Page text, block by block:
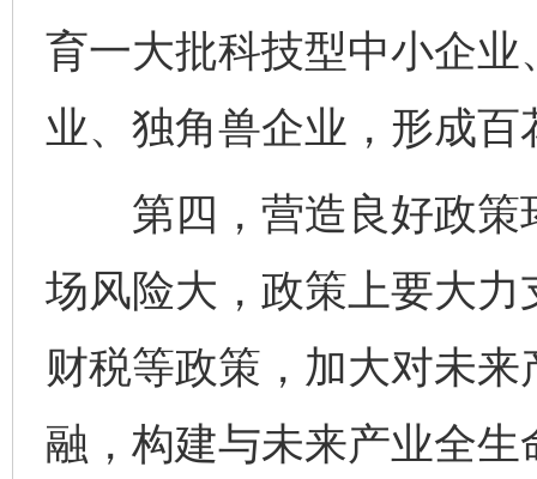
育一大批科技型中小企
业、独角兽企业，形成
第四，营造良好政策
场风险大，政策上要大
财税等政策，加大对未
融，构建与未来产业全